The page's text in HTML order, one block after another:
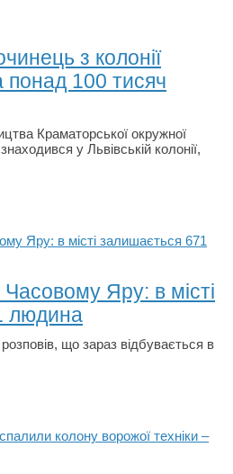
з колонії
100 тисяч
Краматорської окружної
у Львівській колонії,
Яру: в місті
людина
що зараз відбувається в